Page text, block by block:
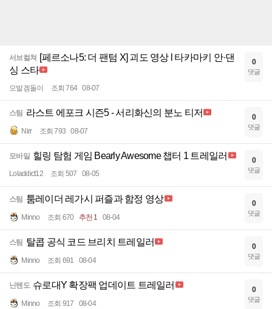
서브컬쳐 [페르소나5: 더 팬텀 X] 괴도 영상 l 타카마키 안·댄
싱 스타
모발겜돌이 조회 764 08-07
0
댓글
스팀 라스트 에포크 시즌5 - 서리화신의 분노 티저
Nirr 조회 793 08-07
0
댓글
모바일 힐링 탐험 게임 Bearly Awesome 챕터 1 트레일러
Loladdict12 조회 507 08-05
0
댓글
스팀 툼레이더 레가시 퍼즐과 함정 영상
Minno 조회 670 추천 1 08-04
0
댓글
스팀 탈콥 공식 코드 브리치 트레일러
Minno 조회 691 08-04
0
댓글
닌텐도 슈로대Y 확장팩 업데이트 트레일러
Minno 조회 917 08-04
0
댓글